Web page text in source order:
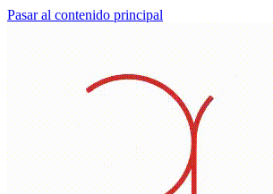
Pasar al contenido principal